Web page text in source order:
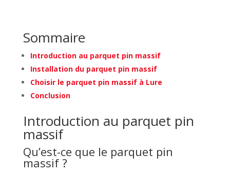
Sommaire
Introduction au parquet pin massif
Installation du parquet pin massif
Choisir le parquet pin massif à Lure
Conclusion
Introduction au parquet pin
massif
Qu’est-ce que le parquet pin
massif ?